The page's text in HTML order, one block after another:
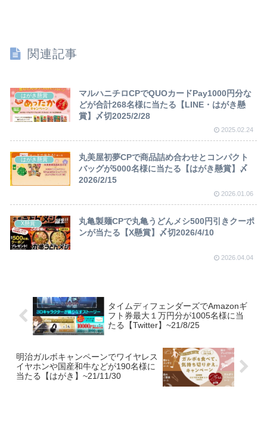
関連記事
はがき懸賞
マルハニチロCPでQUOカードPay1000円分な
どが合計268名様に当たる【LINE・はがき懸
賞】〆切2025/2/28
2025.02.24
はがき懸賞
丸美屋初夢CPで商品詰め合わせとコンパクト
バッグが5000名様に当たる【はがき懸賞】〆
2026/2/15
2026.01.06
X懸賞
丸亀製麺CPで丸亀うどんメシ500円引きクーポ
ンが当たる【X懸賞】〆切2026/4/10
2026.04.04
タイムディフェンダーズでAmazonギ
フト券最大１万円分が1005名様に当
たる【Twitter】~21/8/25
明治ガルボキャンペーンでワイヤレス
イヤホンや国産和牛などが190名様に
当たる【はがき】~21/11/30